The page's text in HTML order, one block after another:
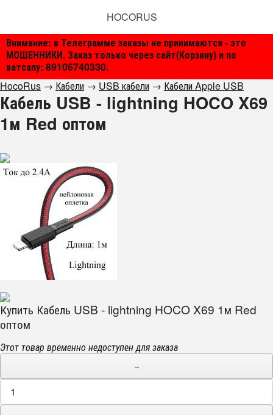
Внимание: в Телеграмме заказы не принимаются - это
МОШЕННИКИ. Заказ только через сайт(Корзину) и по
ватсапу: 89106740330.
HOCORUS
HocoRus → Кабели → USB кабели → Кабели Apple USB
Кабель USB - lightning HOCO X69
1м Red оптом
Купить Кабель USB - lightning HOCO X69 1м Red
оптом
Этот товар временно недоступен для заказа
−